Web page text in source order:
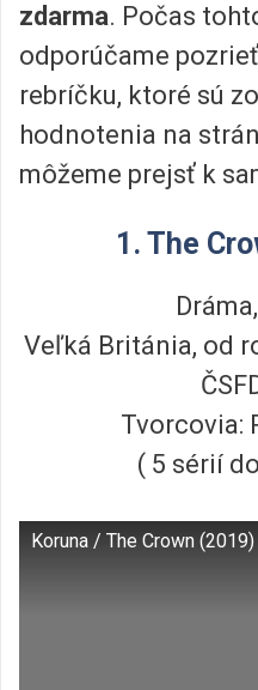
zdarma. Počas
odporúčame
rebríčku, ktoré sú
hodnotenia na
môžeme prejsť k
1. The
Veľká Británia, od
Tvorcovia:
( 5 sérií
Koruna / The Crown